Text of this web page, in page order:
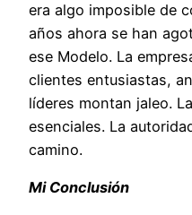
era algo imposible de
años ahora se han
ese Modelo. La
clientes entusiastas,
líderes montan jaleo.
esenciales. La
camino.
Mi Conclusión